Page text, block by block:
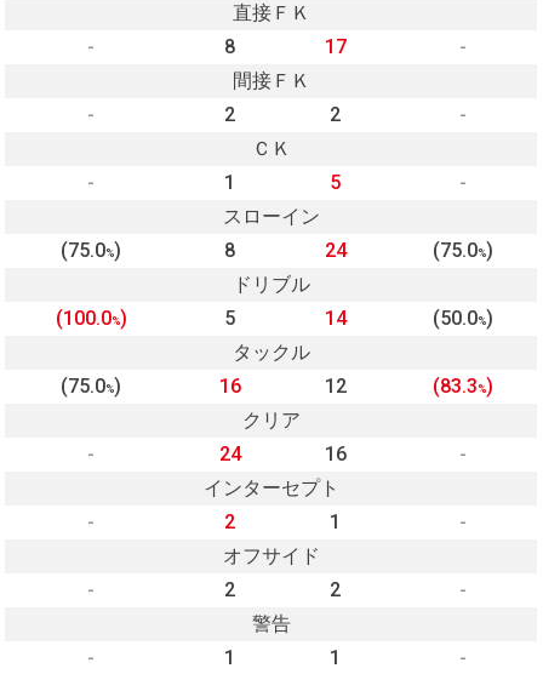
直接ＦＫ
-
8 17
-
間接ＦＫ
-
2 2
-
ＣＫ
-
1 5
-
スローイン
(75.0%) 8 24 (75.0%)
ドリブル
(100.0%) 5 14 (50.0%)
タックル
(75.0%) 16 12 (83.3%)
クリア
-
24 16
-
インターセプト
-
2 1
-
オフサイド
-
2 2
-
警告
-
1 1 -